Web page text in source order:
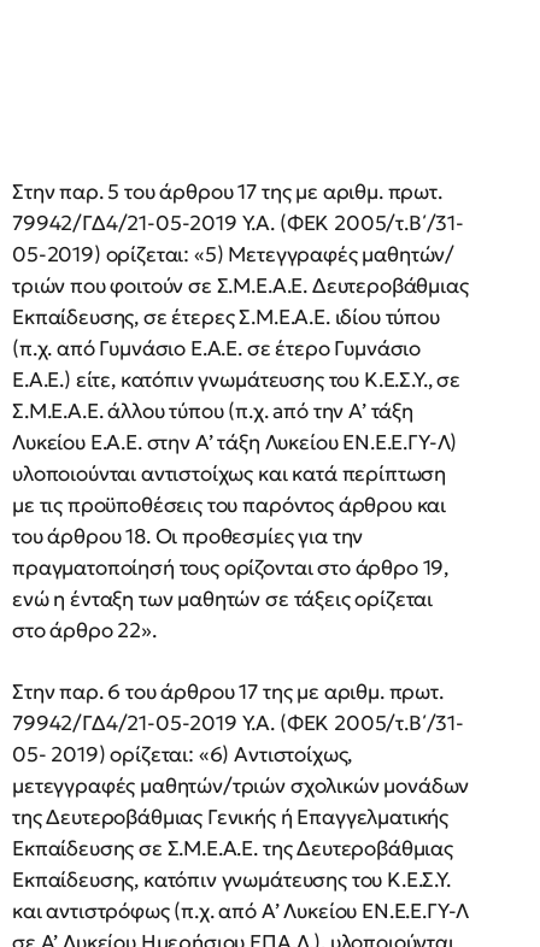
Στην παρ. 5 του άρθρου 17 της με αριθμ. πρωτ.
79942/ΓΔ4/21-05-2019 Υ.Α. (ΦΕΚ 2005/τ.Β΄/31-
05-2019) ορίζεται: «5) Μετεγγραφές μαθητών/
τριών που φοιτούν σε Σ.Μ.Ε.Α.Ε. Δευτεροβάθμιας
Εκπαίδευσης, σε έτερες Σ.Μ.Ε.Α.Ε. ιδίου τύπου
(π.χ. από Γυμνάσιο Ε.Α.Ε. σε έτερο Γυμνάσιο
Ε.Α.Ε.) είτε, κατόπιν γνωμάτευσης του Κ.Ε.Σ.Υ., σε
Σ.Μ.Ε.Α.Ε. άλλου τύπου (π.χ. aπό την Α’ τάξη
Λυκείου Ε.Α.Ε. στην Α’ τάξη Λυκείου ΕΝ.Ε.Ε.ΓΥ-Λ)
υλοποιούνται αντιστοίχως και κατά περίπτωση
με τις προϋποθέσεις του παρόντος άρθρου και
του άρθρου 18. Οι προθεσμίες για την
πραγματοποίησή τους ορίζονται στο άρθρο 19,
ενώ η ένταξη των μαθητών σε τάξεις ορίζεται
στο άρθρο 22».
Στην παρ. 6 του άρθρου 17 της με αριθμ. πρωτ.
79942/ΓΔ4/21-05-2019 Υ.Α. (ΦΕΚ 2005/τ.Β΄/31-
05- 2019) ορίζεται: «6) Αντιστοίχως,
μετεγγραφές μαθητών/τριών σχολικών μονάδων
της Δευτεροβάθμιας Γενικής ή Επαγγελματικής
Εκπαίδευσης σε Σ.Μ.Ε.Α.Ε. της Δευτεροβάθμιας
Εκπαίδευσης, κατόπιν γνωμάτευσης του Κ.Ε.Σ.Υ.
και αντιστρόφως (π.χ. από Α’ Λυκείου ΕΝ.Ε.Ε.ΓΥ-Λ